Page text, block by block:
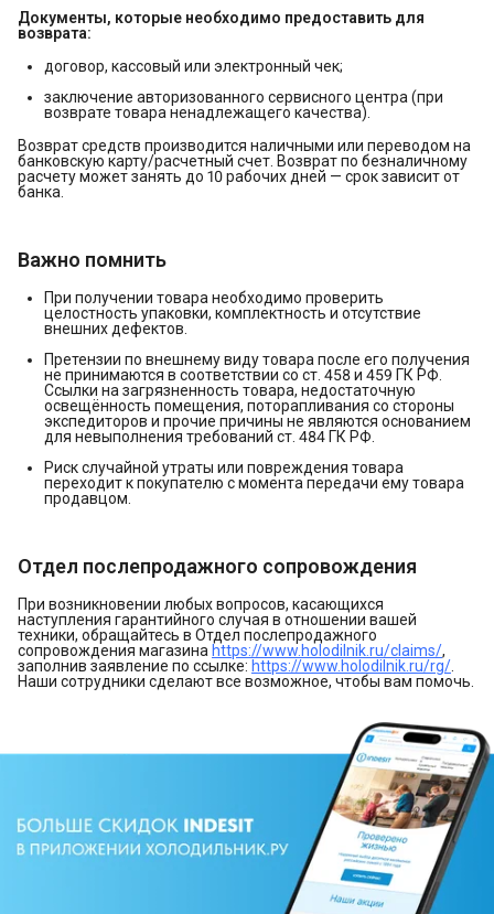
Документы, которые необходимо предоставить для
возврата:
договор, кассовый или электронный чек;
заключение авторизованного сервисного центра (при
возврате товара ненадлежащего качества).
Возврат средств производится наличными или переводом на
банковскую карту/расчетный счет. Возврат по безналичному
расчету может занять до 10 рабочих дней — срок зависит от
банка.
Важно помнить
При получении товара необходимо проверить
целостность упаковки, комплектность и отсутствие
внешних дефектов.
Претензии по внешнему виду товара после его получения
не принимаются в соответствии со ст. 458 и 459 ГК РФ.
Ссылки на загрязненность товара, недостаточную
освещённость помещения, поторапливания со стороны
экспедиторов и прочие причины не являются основанием
для невыполнения требований ст. 484 ГК РФ.
Риск случайной утраты или повреждения товара
переходит к покупателю с момента передачи ему товара
продавцом.
Отдел послепродажного сопровождения
При возникновении любых вопросов, касающихся
наступления гарантийного случая в отношении вашей
техники, обращайтесь в Отдел послепродажного
сопровождения магазина https://www.holodilnik.ru/claims/,
заполнив заявление по ссылке: https://www.holodilnik.ru/rg/
Наши сотрудники сделают все возможное, чтобы вам помочь.